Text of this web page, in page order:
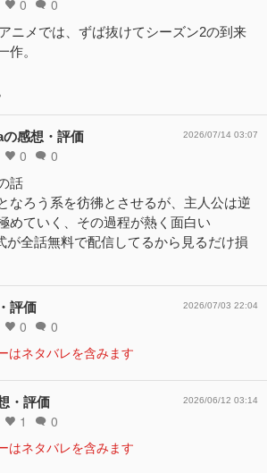
0 0
ニメでは、ずば抜けてシーズン2の到来
作。
感想・評価
0 0
2026/07/14 03:07
話
なろう系を彷彿とさせるが、主人公は逆
めていく、その過程が熱く面白い
が全話無料で配信してるから見るだけ損
評価
0 0
2026/07/03 22:04
はネタバレを含みます
・評価
1 0
2026/06/12 03:14
はネタバレを含みます